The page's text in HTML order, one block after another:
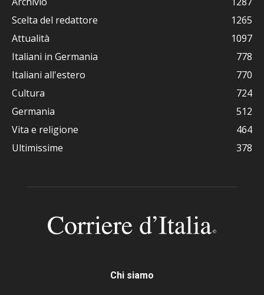
Scelta del redattore
1265
Attualità
1097
Italiani in Germania
778
Italiani all'estero
770
Cultura
724
Germania
512
Vita e religione
464
Ultimissime
378
Chi siamo